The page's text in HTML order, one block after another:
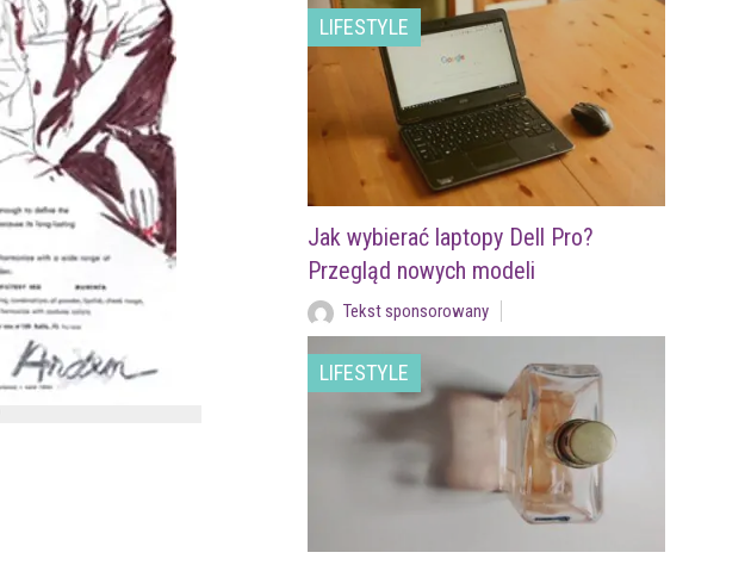
LIFESTYLE
Jak wybierać laptopy Dell Pro?
Przegląd nowych modeli
Tekst sponsorowany
LIFESTYLE